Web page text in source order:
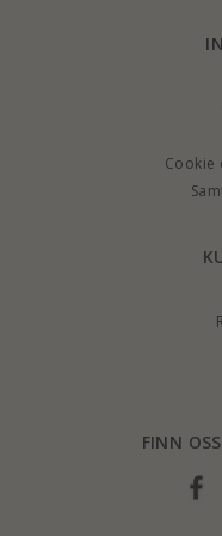
Cookie
FINN